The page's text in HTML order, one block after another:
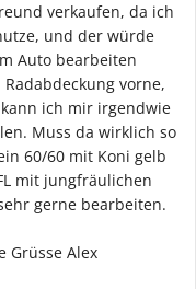
verkaufen, da ich
und der würde
Auto bearbeiten
vorne,
ich mir irgendwie
Muss da wirklich so
60/60 mit Koni gelb
mit jungfräulichen
gerne bearbeiten.
Grüsse Alex